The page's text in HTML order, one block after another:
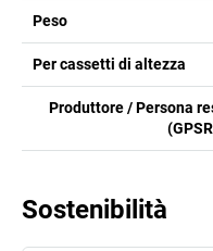
Peso
Per cassetti di altezza
Produttore / Persona
Sostenibilità